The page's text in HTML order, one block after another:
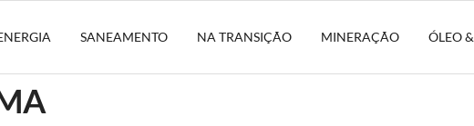
SANEAMENTO NA TRANSIÇÃO MINERAÇÃO ÓLEO